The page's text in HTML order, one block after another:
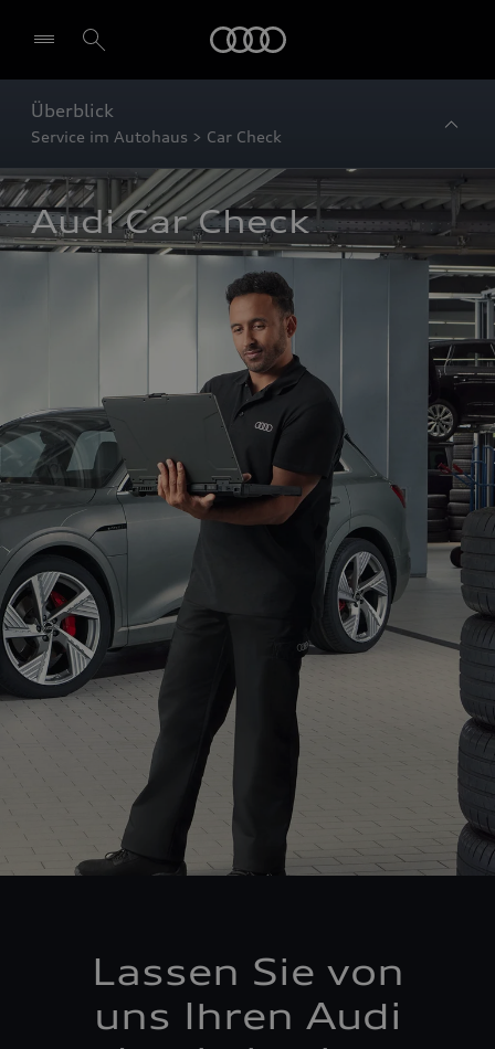
Überblick
Service im Autohaus > Car Check
Audi Car Check
Lassen Sie von
uns Ihren Audi